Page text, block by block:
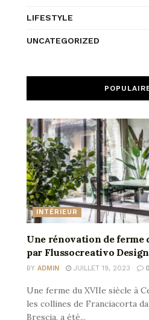
LIFESTYLE
UNCATEGORIZED
INTÉRIEUR
Une rénovation de ferme
par Flussocreativo
BY ADMIN JUILLET 19, 2023 0
Une ferme du XVIIe siècle à
les collines de Franciacorta
Brescia, a été...